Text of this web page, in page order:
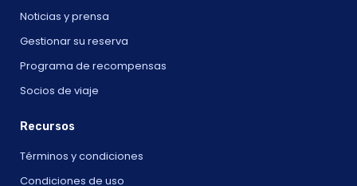
Noticias y prensa
Gestionar su reserva
Programa de recompensas
Socios de viaje
Recursos
Términos y condiciones
Condiciones de uso